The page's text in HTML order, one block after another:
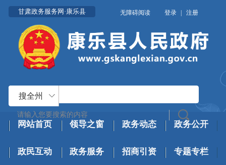
甘肃政务服务网·康乐县 无障碍阅读 登录 | 注册
搜全州
网站首页 领导之窗 政务动态 政务公开
政民互动 政务服务 招商引资 专题专栏